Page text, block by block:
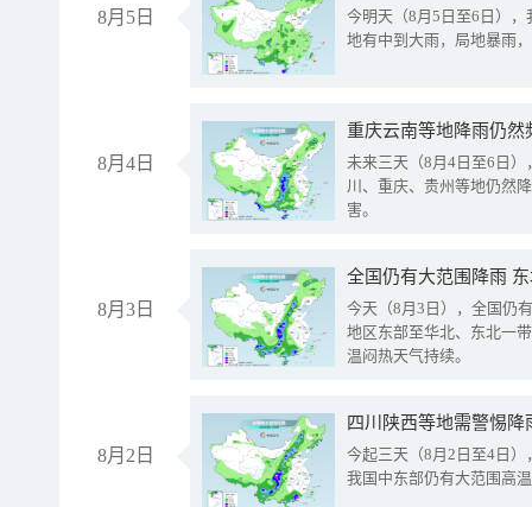
8月5日
今明天（8月5日至6日）
地有中到大雨，局地暴雨
8月4日
重庆云南等地降雨仍然
未来三天（8月4日至6日
川、重庆、贵州等地仍然
害。
8月3日
全国仍有大范围降雨
今天（8月3日），全国仍
地区东部至华北、东北一
温闷热天气持续。
8月2日
今起三天（8月2日至4日
我国中东部仍有大范围高